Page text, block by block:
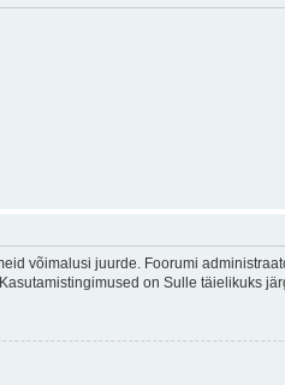
võimalusi juurde. Foorumi
on Sulle täielikuks